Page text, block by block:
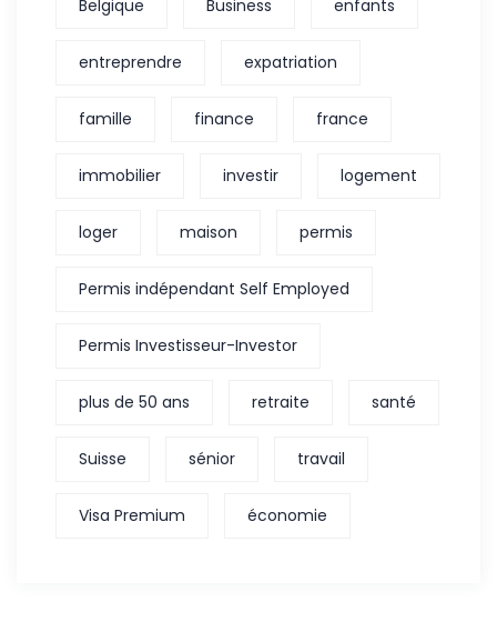
Belgique Business enfants
entreprendre expatriation
famille finance france
immobilier investir logement
loger maison permis
Permis indépendant Self Employed
Permis Investisseur-Investor
plus de 50 ans retraite santé
Suisse sénior travail
Visa Premium économie